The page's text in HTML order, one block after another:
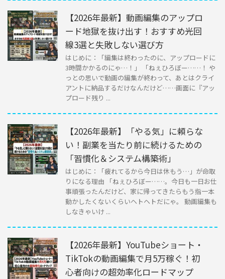
【2026年最新】動画編集のアップロ
ード地獄を抜け出す！おすすめ光回
線3選と失敗しない選び方
はじめに：「編集は終わったのに、アップロードに
3時間かかるのにゃ…！」 「ねぇひろぼー……！ や
っとの思いで動画の編集が終わって、あとはクライ
アントに納品するだけなんだけど……画面に『アッ
プロード残り ...
【2026年最新】「やる気」に頼らな
い！副業を当たり前に続けるための
「習慣化＆システム構築術」
はじめに：「疲れてるから今日は休もう…」が命取
りになる理由 「ねぇひろぼー……。今日も一日お仕
事頑張ったんだけど、家に帰ってきたらもう指一本
動かしたくないくらいヘトヘトだにゃ。 動画編集も
しなきゃいけ ...
【2026年最新】YouTubeショート・
TikTokの動画編集で月5万稼ぐ！初
心者向けの超効率化ロードマップ